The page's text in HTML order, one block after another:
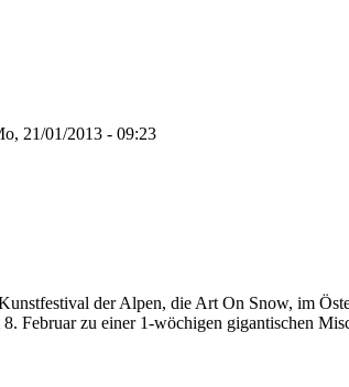
21/01/2013 - 09:23
der Alpen, die Art On Snow, im
Februar zu einer 1-wöchigen gigantischen